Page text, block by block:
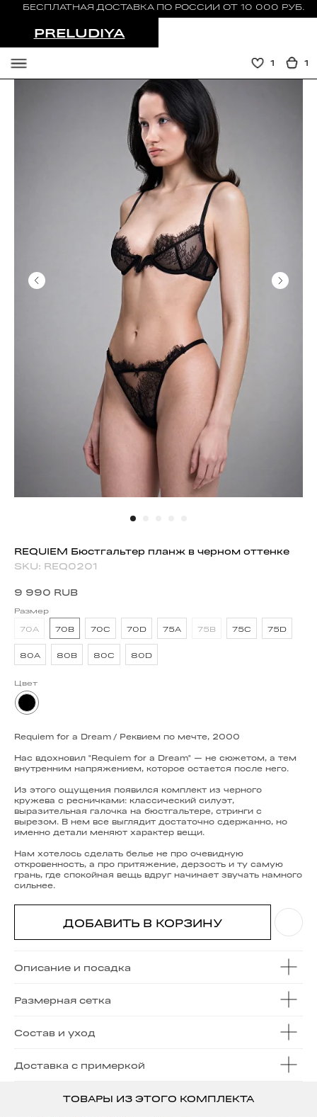
БЕСПЛАТНАЯ ДОСТАВКА ПО РОССИИ ОТ 10 000 РУБ.
REQUIEM Бюстгальтер планж в черном оттенке
SKU: REQ0201
9 990 RUB
Размер
70A
70B 70C 70D 75A 75B 75C 75D
80A 80B 80C 80D
Цвет
Requiem for a Dream / Реквием по мечте, 2000
Нас вдохновил "Requiem for a Dream" — не сюжетом, а тем
внутренним напряжением, которое остается после него.
Из этого ощущения появился комплект из черного
кружева с ресничками: классический силуэт,
выразительная галочка на бюстгальтере, стринги с
вырезом. В нем все выглядит достаточно сдержанно, но
именно детали меняют характер вещи.
Нам хотелось сделать белье не про очевидную
откровенность, а про притяжение, дерзость и ту самую
грань, где спокойная вещь вдруг начинает звучать намного
сильнее.
ДОБАВИТЬ В КОРЗИНУ
Описание и посадка
Размерная сетка
Состав и уход
Доставка с примеркой
ТОВАРЫ ИЗ ЭТОГО КОМПЛЕКТА